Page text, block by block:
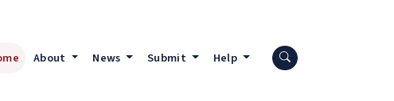
About News Submit Help Search press releases